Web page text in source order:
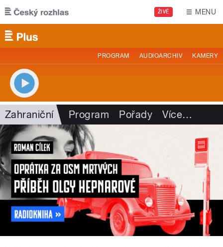
Přejít k hlavnímu obsahu
ŽIVĚ MENU
PROGRAM AUDIOARCHIV KAMERY
Zahraniční Program Pořady Více…